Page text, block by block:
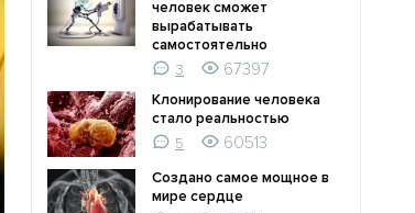
человек сможет
вырабатывать
самостоятельно
3
67397
Клонирование человека
стало реальностью
5
60513
Создано самое мощное в
мире сердце